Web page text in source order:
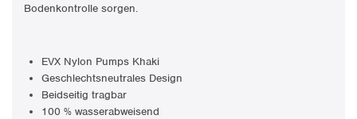
Bodenkontrolle sorgen.
EVX Nylon Pumps Khaki
Geschlechtsneutrales Design
Beidseitig tragbar
100 % wasserabweisend